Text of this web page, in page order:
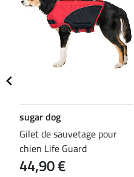
sugar dog
Gilet de sauvetage pour
chien Life Guard
44,90 €